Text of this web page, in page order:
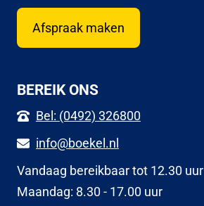
Afspraak maken
BEREIK ONS
Bel: (0492) 326800
info@boekel.nl
Vandaag bereikbaar tot 12.30 uur
Maandag: 8.30 - 17.00 uur